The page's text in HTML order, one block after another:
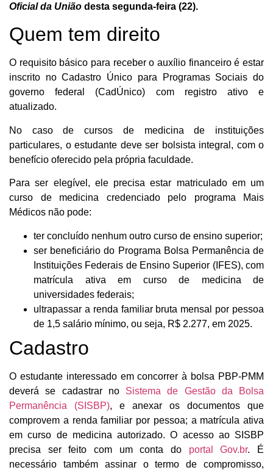
Oficial da União desta segunda-feira (22).
Quem tem direito
O requisito básico para receber o auxílio financeiro é estar
inscrito no Cadastro Único para Programas Sociais do
governo federal (CadÚnico) com registro ativo e
atualizado.
No caso de cursos de medicina de instituições
particulares, o estudante deve ser bolsista integral, com o
benefício oferecido pela própria faculdade.
Para ser elegível, ele precisa estar matriculado em um
curso de medicina credenciado pelo programa Mais
Médicos não pode:
ter concluído nenhum outro curso de ensino superior;
ser beneficiário do Programa Bolsa Permanência de
Instituições Federais de Ensino Superior (IFES), com
matrícula ativa em curso de medicina de
universidades federais;
ultrapassar a renda familiar bruta mensal por pessoa
de 1,5 salário mínimo, ou seja, R$ 2.277, em 2025.
Cadastro
O estudante interessado em concorrer à bolsa PBP-PMM
deverá se cadastrar no Sistema de Gestão da Bolsa
Permanência (SISBP), e anexar os documentos que
comprovem a renda familiar por pessoa; a matrícula ativa
em curso de medicina autorizado. O acesso ao SISBP
precisa ser feito com um conta do portal Gov.br. É
necessário também assinar o termo de compromisso,